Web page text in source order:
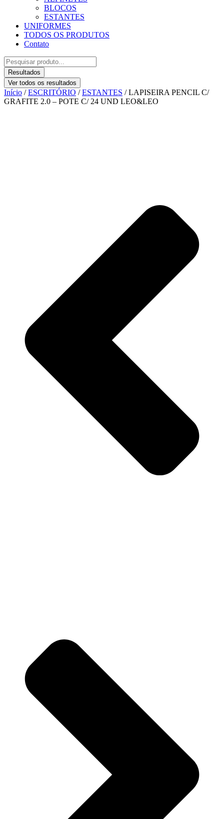
BLOCOS
ESTANTES
UNIFORMES
TODOS OS PRODUTOS
Contato
Pesquisar
...Resultados
Ver todos os resultados
Início /ESCRITÓRIO /ESTANTES / LAPISEIRA PENCIL C/
GRAFITE 2.0 – POTE C/ 24 UND LEO&LEO